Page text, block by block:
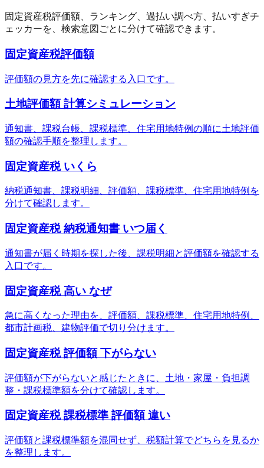
固定資産税評価額、ランキング、過払い調べ方、払いすぎチ
ェッカーを、検索意図ごとに分けて確認できます。
固定資産税評価額
評価額の見方を先に確認する入口です。
土地評価額 計算シミュレーション
通知書、課税台帳、課税標準、住宅用地特例の順に土地評価
額の確認手順を整理します。
固定資産税 いくら
納税通知書、課税明細、評価額、課税標準、住宅用地特例を
分けて確認します。
固定資産税 納税通知書 いつ届く
通知書が届く時期を探した後、課税明細と評価額を確認する
入口です。
固定資産税 高い なぜ
急に高くなった理由を、評価額、課税標準、住宅用地特例、
都市計画税、建物評価で切り分けます。
固定資産税 評価額 下がらない
評価額が下がらないと感じたときに、土地・家屋・負担調
整・課税標準額を分けて確認します。
固定資産税 課税標準 評価額 違い
評価額と課税標準額を混同せず、税額計算でどちらを見るか
を整理します。